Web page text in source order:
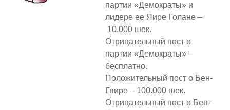
партии «Демократы» и
лидере ее Яире Голане –
10.000 шек.
Отрицательный пост о
партии «Демократы» –
бесплатно.
Положительный пост о Бен-
Гвире – 100.000 шек.
Отрицательный пост о Бен-